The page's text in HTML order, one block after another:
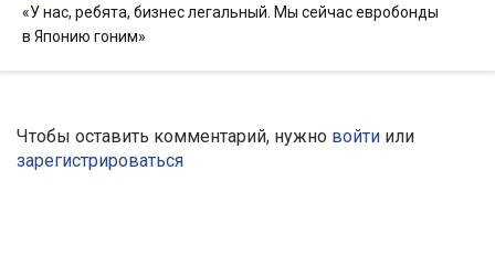
«У нас, ребята, бизнес легальный. Мы сейчас евробонды
в Японию гоним»
Чтобы оставить комментарий, нужно войти или
зарегистрироваться